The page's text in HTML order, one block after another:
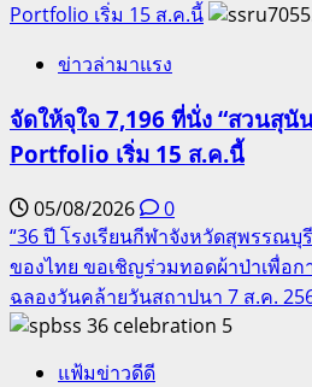
Portfolio เริ่ม 15 ส.ค.นี้
ข่าวล่ามาแรง
จัดให้จุใจ 7,196 ที่นั่ง “สวนสุนั
Portfolio เริ่ม 15 ส.ค.นี้
05/08/2026
0
“36 ปี โรงเรียนกีฬาจังหวัดสุพรรณบุ
ของไทย ขอเชิญร่วมทอดผ้าป่าเพื่อ
ฉลองวันคล้ายวันสถาปนา 7 ส.ค.
5
แฟ้มข่าวดีดี